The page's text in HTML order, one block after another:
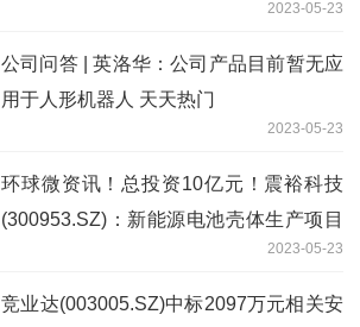
2023-05-23
公司问答 | 英洛华：公司产品目前暂无应
用于人形机器人 天天热门
2023-05-23
环球微资讯！总投资10亿元！震裕科技
(300953.SZ)：新能源电池壳体生产项目
2023-05-23
竞业达(003005.SZ)中标2097万元相关安